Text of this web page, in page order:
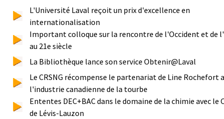
L'Université Laval reçoit un prix d'excellence en
internationalisation
Important colloque sur la rencontre de l'Occident et de
au 21e siècle
La Bibliothèque lance son service Obtenir@Laval
Le CRSNG récompense le partenariat de Line Rochefort
l'industrie canadienne de la tourbe
Ententes DEC+BAC dans le domaine de la chimie avec le
de Lévis-Lauzon